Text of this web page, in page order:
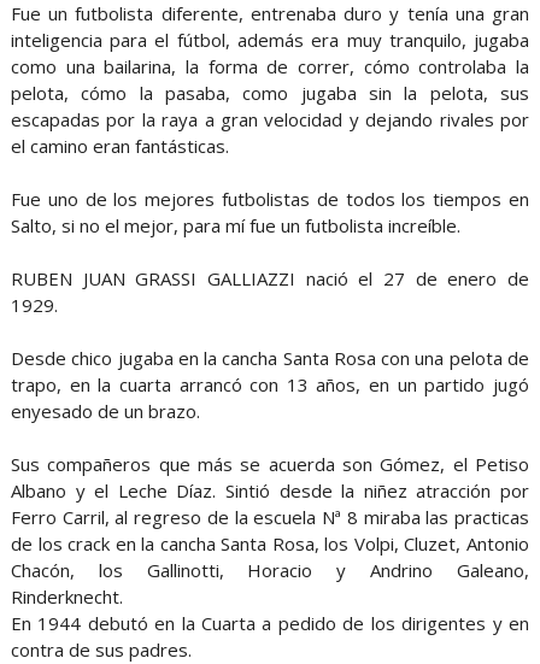
Fue un futbolista diferente, entrenaba duro y tenía una gran
inteligencia para el fútbol, además era muy tranquilo, jugaba
como una bailarina, la forma de correr, cómo controlaba la
pelota, cómo la pasaba, como jugaba sin la pelota, sus
escapadas por la raya a gran velocidad y dejando rivales por
el camino eran fantásticas.
Fue uno de los mejores futbolistas de todos los tiempos en
Salto, si no el mejor, para mí fue un futbolista increíble.
RUBEN JUAN GRASSI GALLIAZZI nació el 27 de enero de
1929.
Desde chico jugaba en la cancha Santa Rosa con una pelota de
trapo, en la cuarta arrancó con 13 años, en un partido jugó
enyesado de un brazo.
Sus compañeros que más se acuerda son Gómez, el Petiso
Albano y el Leche Díaz. Sintió desde la niñez atracción por
Ferro Carril, al regreso de la escuela Nª 8 miraba las practicas
de los crack en la cancha Santa Rosa, los Volpi, Cluzet, Antonio
Chacón, los Gallinotti, Horacio y Andrino Galeano,
Rinderknecht.
En 1944 debutó en la Cuarta a pedido de los dirigentes y en
contra de sus padres.